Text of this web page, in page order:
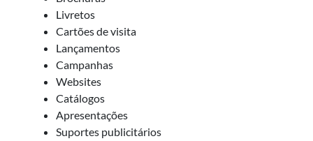
Livretos
Cartões de visita
Lançamentos
Campanhas
Websites
Catálogos
Apresentações
Suportes publicitários